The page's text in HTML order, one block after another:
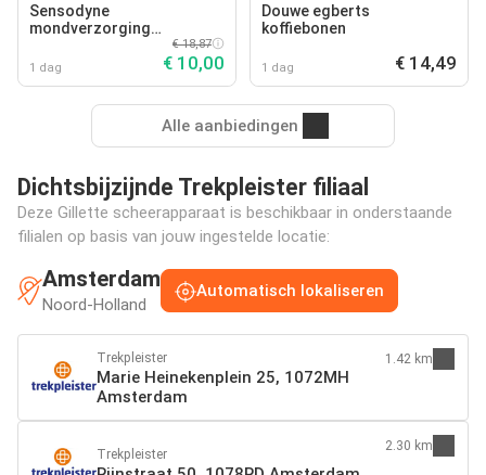
Sensodyne
mondverzorging
gevoeligheid en proglasur
1 dag
€ 18,87
€ 10,00
Douwe egberts
koffiebonen
1 dag € 14,49
Alle aanbiedingen
Dichtsbijzijnde Trekpleister filiaal
Deze Gillette scheerapparaat is beschikbaar in onderstaande
filialen op basis van jouw ingestelde locatie:
Amsterdam
Noord-Holland
Automatisch lokaliseren
Trekpleister
Marie Heinekenplein 25, 1072MH
Amsterdam
1.42 km
Trekpleister
2.30 km